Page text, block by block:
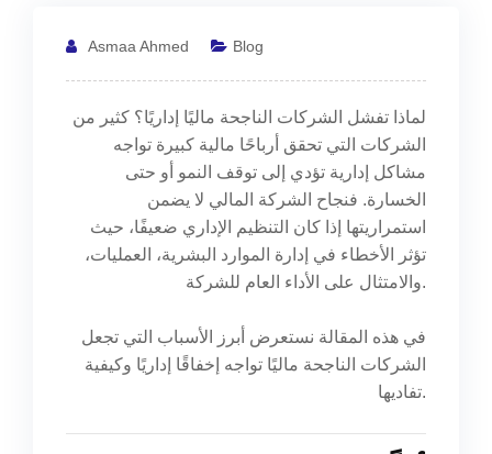
Asmaa Ahmed Blog
لماذا تفشل الشركات الناجحة ماليًا إداريًا؟ كثير من
الشركات التي تحقق أرباحًا مالية كبيرة تواجه
مشاكل إدارية تؤدي إلى توقف النمو أو حتى
الخسارة. فنجاح الشركة المالي لا يضمن
استمراريتها إذا كان التنظيم الإداري ضعيفًا، حيث
تؤثر الأخطاء في إدارة الموارد البشرية، العمليات،
والامتثال على الأداء العام للشركة.
في هذه المقالة نستعرض أبرز الأسباب التي تجعل
الشركات الناجحة ماليًا تواجه إخفاقًا إداريًا وكيفية
تفاديها.